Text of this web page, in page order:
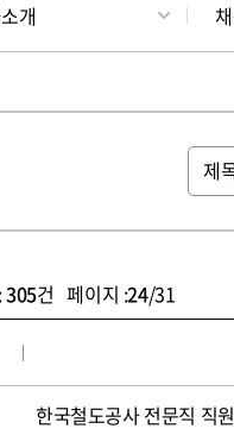
개
305건 페이지 :24/31
한국철도공사 전문직 직